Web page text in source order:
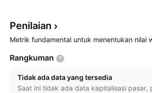
Penilaian
Metrik fundamental untuk menentukan nilai
Rangkuman
Tidak ada data yang tersedia
Saat ini tidak ada data kapitalisasi pasar,